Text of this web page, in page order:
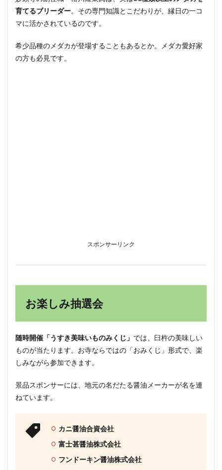
育てるブリーダー。その専門知識とこだわりが、縁日の一コ
マに活かされているのです。
希少品種のメダカが登場することもあるとか。メダカ愛好家
の方も必見です。
スポンサーリンク
お楽しみ抽選会
随時開催「うすき美味いものみくじ」 では、臼杵の美味しい
ものが当たります。お寺ならではの「おみくじ」形式で、楽
しみながら参加できます。
景品スポンサーには、地元の名だたる醤油メーカーが名を連
ねています。
カニ醤油合資会社
富士甚醤油株式会社
フンドーキン醤油株式会社